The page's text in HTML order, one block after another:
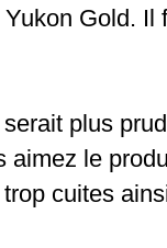
Gold. Il
plus
aimez le
cuites